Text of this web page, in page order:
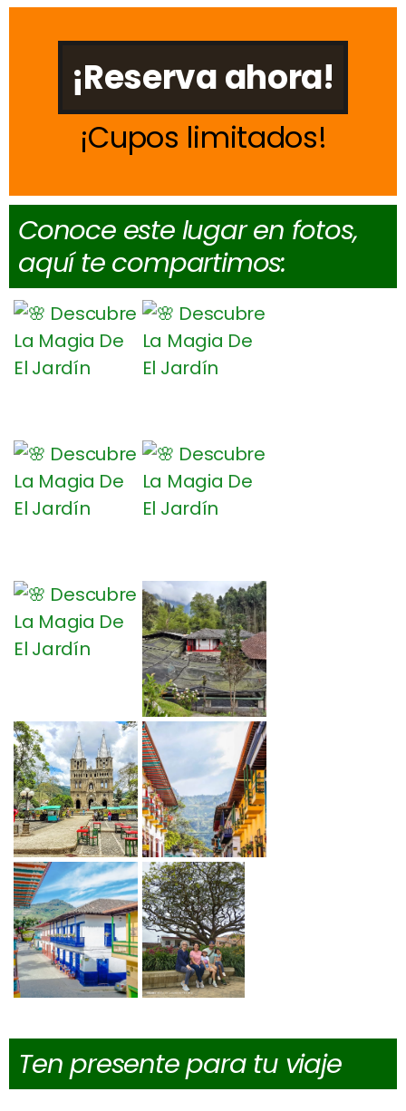
¡Reserva ahora!
Cupos limitados
Conoce este lugar en fotos,
aquí te compartimos:
Ten presente para tu viaje